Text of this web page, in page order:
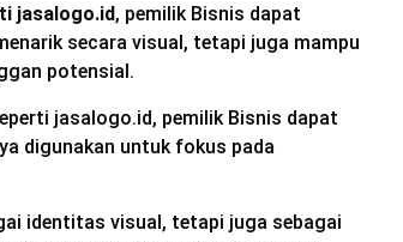
jasalogo.id, pemilik Bisnis dapat
secara visual, tetapi juga mampu
potensial.
jasalogo.id, pemilik Bisnis dapat
digunakan untuk fokus pada
identitas visual, tetapi juga sebagai